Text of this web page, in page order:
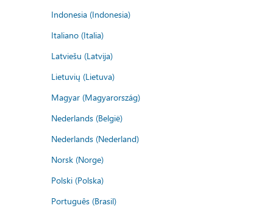
Indonesia (Indonesia)
Italiano (Italia)
Latviešu (Latvija)
Lietuvių (Lietuva)
Magyar (Magyarország)
Nederlands (België)
Nederlands (Nederland)
Norsk (Norge)
Polski (Polska)
Português (Brasil)